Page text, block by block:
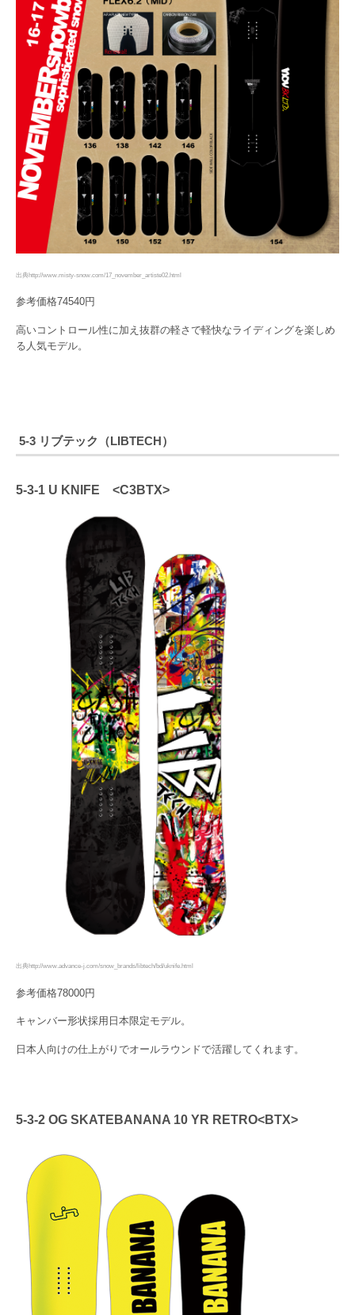
出典http://www.misty-snow.com/17_november_artiste02.html
参考価格74540円
高いコントロール性に加え抜群の軽さで軽快なライディングを楽しめ
る人気モデル。
5-3 リブテック（LIBTECH）
5-3-1 U KNIFE <C3BTX>
出典http://www.advance-j.com/snow_brands/libtech/bd/uknife.html
参考価格78000円
キャンバー形状採用日本限定モデル。
日本人向けの仕上がりでオールラウンドで活躍してくれます。
5-3-2 OG SKATEBANANA 10 YR RETRO<BTX>